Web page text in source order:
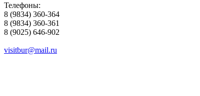
Телефоны:
8 (9834) 360-364
8 (9834) 360-361
8 (9025) 646-902
visitbur@mail.ru